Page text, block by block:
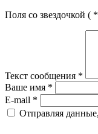
Поля со звездочкой ( *
Текст сообщения *
Ваше имя *
E-mail *
Отправляя